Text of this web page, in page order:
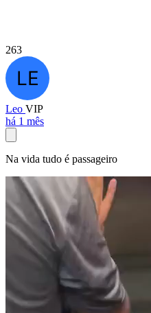
263
Leo VIP
há 1 mês
Na vida tudo é passageiro